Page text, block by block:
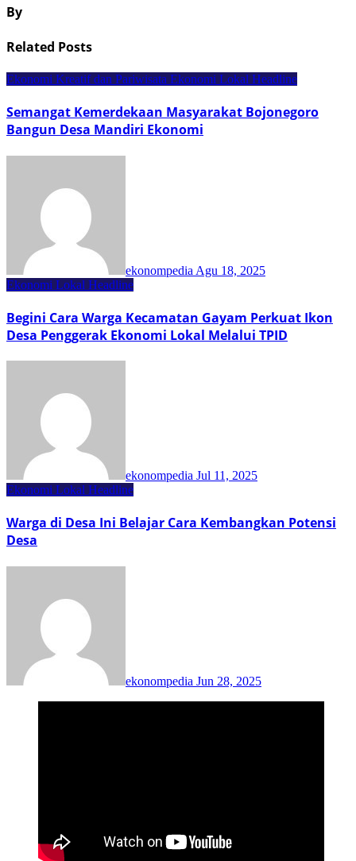
By
Related Posts
Ekonomi Kreatif dan Pariwisata Ekonomi Lokal Headline
Semangat Kemerdekaan Masyarakat Bojonegoro
Bangun Desa Mandiri Ekonomi
ekonompedia Agu 18, 2025
Ekonomi Lokal Headline
Begini Cara Warga Kecamatan Gayam Perkuat Ikon
Desa Penggerak Ekonomi Lokal Melalui TPID
ekonompedia Jul 11, 2025
Ekonomi Lokal Headline
Warga di Desa Ini Belajar Cara Kembangkan Potensi
Desa
ekonompedia Jun 28, 2025